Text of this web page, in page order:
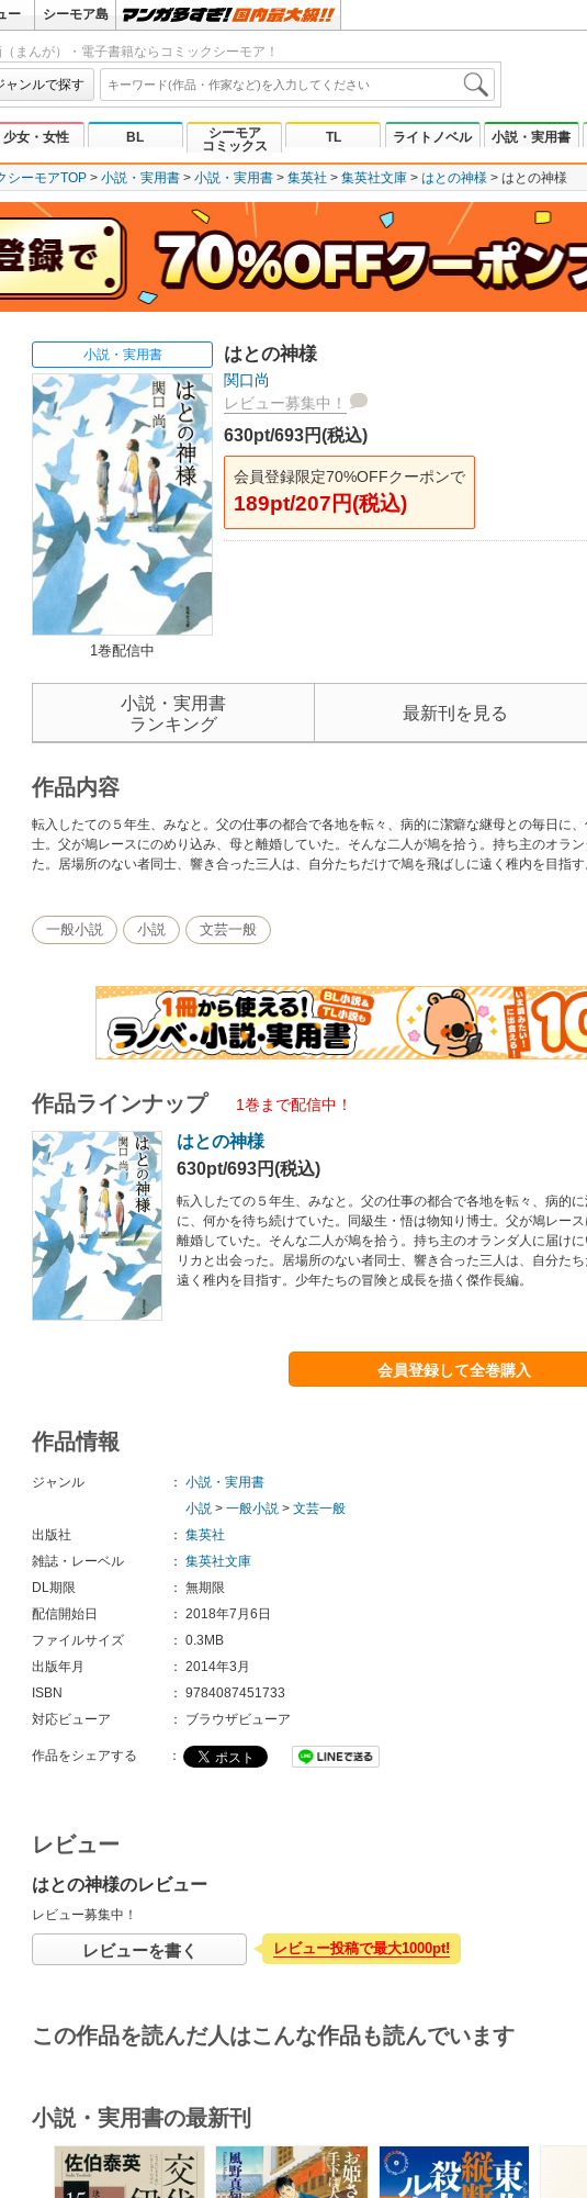
ー シーモア島
まんが）・電子書籍ならコミックシーモア！
ャンルで探す
少女・女性 BL
シーモア
コミックス
TL ライトノベル 小説・実用書
シーモアTOP 小説・実用書 小説・実用書 集英社 集英社文庫 はとの神様 はとの神様
小説・実用書
1巻配信中
はとの神様
関口尚
レビュー募集中！
630pt/693円(税込)
会員登録限定70%OFFクーポンで
189pt/207円(税込)
小説・実用書
ランキング
最新刊を見る
作品内容
転入したての５年生、みなと。父の仕事の都合で各地を転々、病的に潔癖な継母との毎日に
士。父が鳩レースにのめり込み、母と離婚していた。そんな二人が鳩を拾う。持ち主のオラ
た。居場所のない者同士、響き合った三人は、自分たちだけで鳩を飛ばしに遠く稚内を目指
一般小説 小説 文芸一般
作品ラインナップ 1巻まで配信中！
はとの神様
630pt/693円(税込)
転入したての５年生、みなと。父の仕事の都合で各地を転々、病的
に、何かを待ち続けていた。同級生・悟は物知り博士。父が鳩レー
離婚していた。そんな二人が鳩を拾う。持ち主のオランダ人に届け
リカと出会った。居場所のない者同士、響き合った三人は、自分た
遠く稚内を目指す。少年たちの冒険と成長を描く傑作長編。
会員登録して全巻購入
作品情報
ジャンル ： 小説・実用書
小説 > 一般小説 > 文芸一般
出版社
： 集英社
雑誌・レーベル
： 集英社文庫
DL期限
： 無期限
配信開始日
： 2018年7月6日
ファイルサイズ
： 0.3MB
出版年月
： 2014年3月
ISBN
： 9784087451733
対応ビューア
： ブラウザビューア
作品をシェアする ：
レビュー
はとの神様のレビュー
レビュー募集中！
レビューを書く レビュー投稿で最大1000pt!
この作品を読んだ人はこんな作品も読んでいます
小説・実用書の最新刊